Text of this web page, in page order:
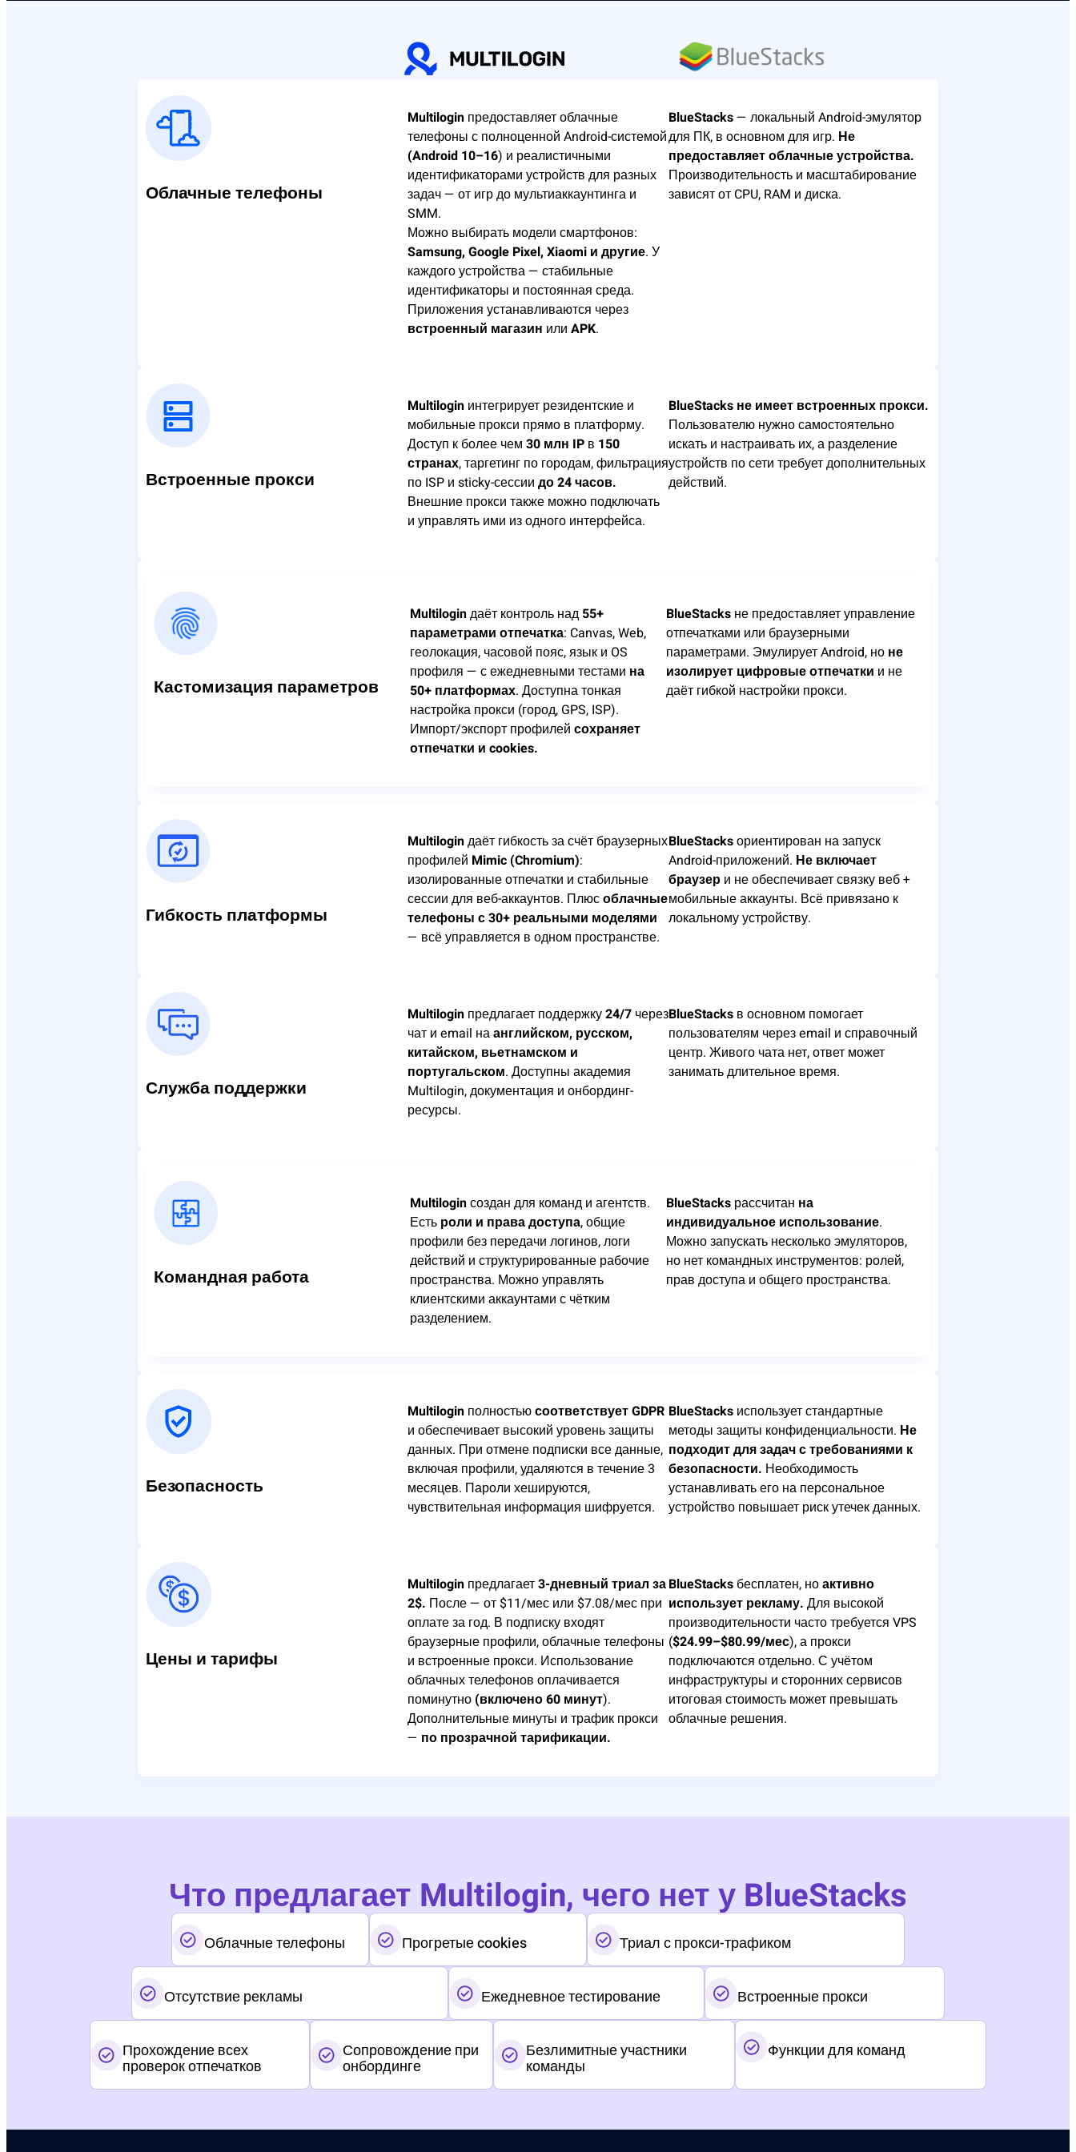
Облачные телефоны
Multiloginпредоставляет облачные
телефоны с полноценной Android-системой
(Android 10–16) и реалистичными
идентификаторами устройств для разных
задач — от игр до мультиаккаунтинга и
SMM.
Можно выбирать модели смартфонов:
Samsung, Google Pixel, Xiaomi и другие. У
каждого устройства — стабильные
идентификаторы и постоянная среда.
Приложения устанавливаются через
встроенный магазин или APK.
BlueStacks— локальный Android-эмулятор
для ПК, в основном для игр. Не
предоставляет облачные устройства.
Производительность и масштабирование
зависят от CPU, RAM и диска.
Встроенные прокси
Multiloginинтегрирует резидентские и
мобильные прокси прямо в платформу.
Доступ к более чем 30 млн IPв 150
странах, таргетинг по городам, фильтрация
по ISP и sticky-сессии до 24 часов.
Внешние прокси также можно подключать
и управлять ими из одного интерфейса.
BlueStacks не имеет встроенных прокси.
Пользователю нужно самостоятельно
искать и настраивать их, а разделение
устройств по сети требует дополнительных
действий.
Кастомизация параметров
Multiloginдаёт контроль над 55+
параметрами отпечатка: Canvas, Web,
геолокация, часовой пояс, язык и OS
профиля — с ежедневными тестами на
50+ платформах. Доступна тонкая
настройка прокси (город, GPS, ISP).
Импорт/экспорт профилей сохраняет
отпечатки и cookies.
BlueStacks не предоставляет управление
отпечатками или браузерными
параметрами. Эмулирует Android, но не
изолирует цифровые отпечатки и не
даёт гибкой настройки прокси.
Гибкость платформы
Multiloginдаёт гибкость за счёт браузерных
профилей Mimic (Chromium):
изолированные отпечатки и стабильные
сессии для веб-аккаунтов. Плюсоблачные
телефоны с 30+ реальными моделями
— всё управляется в одном пространстве.
BlueStacksориентирован на запуск
Android-приложений. Не включает
браузер и не обеспечивает связку веб +
мобильные аккаунты. Всё привязано к
локальному устройству.
Служба поддержки
Multiloginпредлагает поддержку24/7через
чат и email наанглийском, русском,
китайском, вьетнамском и
португальском. Доступны академия
Multilogin, документация и онбординг-
ресурсы.
BlueStacks в основном помогает
пользователям через email и справочный
центр. Живого чата нет, ответ может
занимать длительное время.
Командная работа
Multiloginсоздан для команд и агентств.
Есть роли и права доступа, общие
профили без передачи логинов, логи
действий и структурированные рабочие
пространства. Можно управлять
клиентскими аккаунтами с чётким
разделением.
BlueStacks рассчитан на
индивидуальное использование.
Можно запускать несколько эмуляторов,
но нет командных инструментов: ролей,
прав доступа и общего пространства.
Безопасность
Multiloginполностьюсоответствует GDPR
и обеспечивает высокий уровень защиты
данных. При отмене подписки все данные,
включая профили, удаляются в течение 3
месяцев. Пароли хешируются,
чувствительная информация шифруется.
BlueStacks использует стандартные
методы защиты конфиденциальности. Не
подходит для задач с требованиями к
безопасности. Необходимость
устанавливать его на персональное
устройство повышает риск утечек данных.
Цены и тарифы
Multiloginпредлагает3-дневный триал за
2$. После — от $11/мес или $7.08/мес при
оплате за год. В подписку входят
браузерные профили, облачные телефоны
и встроенные прокси. Использование
облачных телефонов оплачивается
поминутно (включено 60 минут).
Дополнительные минуты и трафик прокси
— по прозрачной тарификации.
BlueStacks бесплатен, ноактивно
использует рекламу. Для высокой
производительности часто требуется VPS
($24.99–$80.99/мес), а прокси
подключаются отдельно. С учётом
инфраструктуры и сторонних сервисов
итоговая стоимость может превышать
облачные решения.
Что предлагает Multilogin, чего нет у BlueStacks
Облачные телефоны Прогретые cookies Триал с прокси-трафиком
Отсутствие рекламы Ежедневное тестирование Встроенные прокси
Прохождение всех
проверок отпечатков
Сопровождение при
онбординге
Безлимитные участники
команды
Функции для команд